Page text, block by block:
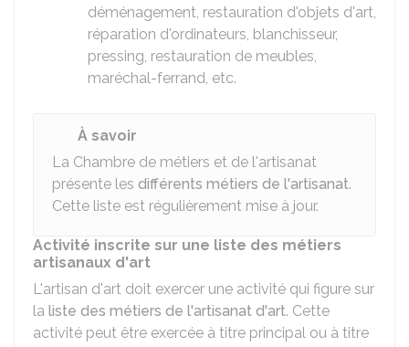
déménagement, restauration d'objets d'art,
réparation d'ordinateurs, blanchisseur,
pressing, restauration de meubles,
maréchal-ferrand, etc.
À savoir
La Chambre de métiers et de l'artisanat
présente les différents métiers de l'artisanat.
Cette liste est régulièrement mise à jour.
Activité inscrite sur une liste des métiers
artisanaux d'art
L'artisan d'art doit exercer une activité qui figure sur
la liste des métiers de l'artisanat d'art. Cette
activité peut être exercée à titre principal ou à titre